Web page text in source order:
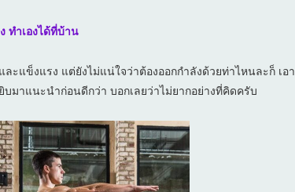
ทำเองได้ที่บ้าน
ะแข็งแรง แต่ยังไม่แน่ใจว่าต้องออกกำลังด้วยท่าไหนละก็ เอา
มาแนะนำก่อนดีกว่า บอกเลยว่าไม่ยากอย่างที่คิดครับ